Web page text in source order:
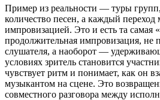
Пример из реальности — туры групп,
количество песен, а каждый
импровизацией. Это и есть та самая
продолжительная импровизация, не
слушателя, а наоборот —
условиях зритель становится
чувствует ритм и понимает, как он
музыкантом на сцене. Это
совместного разговора между